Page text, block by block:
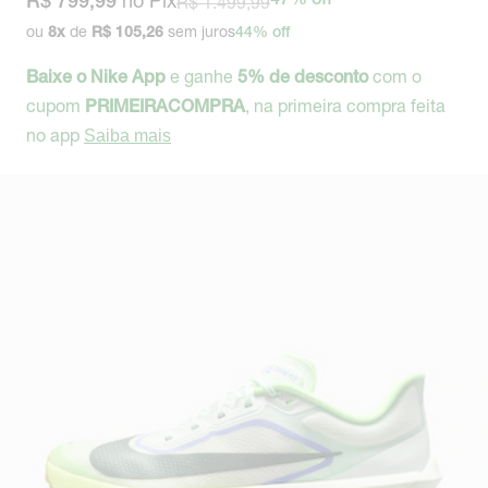
ou 8x de R$ 105,26 sem juros44% off
Baixe o Nike App e ganhe 5% de descontocom o
cupom PRIMEIRACOMPRA, na primeira compra feita
no app Saiba mais